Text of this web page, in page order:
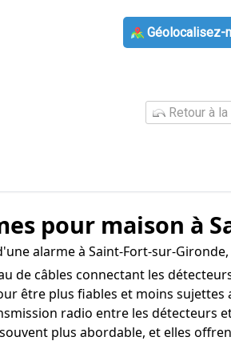
Géolocalisez-
Retour à
pour maison à
alarme à Saint-Fort-sur-
de câbles connectant les
être plus fiables et moins
radio entre les détecteurs
plus abordable, et elles